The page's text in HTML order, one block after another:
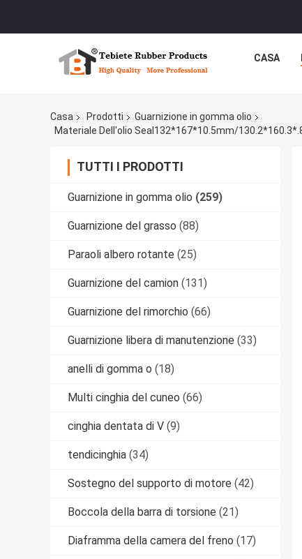
CASA
Casa Prodotti
Guarnizione in gomma olio
TUTTI I PRODOTTI
Guarnizione in gomma olio (259)
Guarnizione del grasso (88)
Paraoli albero rotante (25)
Guarnizione del camion (131)
Guarnizione del rimorchio (66)
Guarnizione libera di manutenzione (33)
anelli di gomma o (18)
Multi cinghia del cuneo (66)
cinghia dentata di V (9)
tendicinghia (34)
Sostegno del supporto di motore (42)
Boccola della barra di torsione (21)
Diaframma della camera del freno (17)